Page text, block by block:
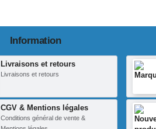
Information
Livraisons et retours
Livraisons et retours
CGV & Mentions légales
Conditions général de vente &